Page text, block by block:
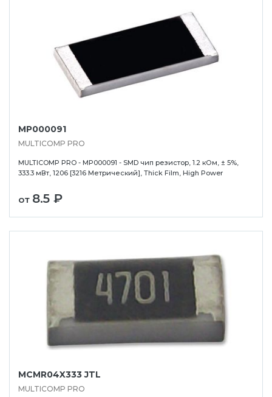
MP000091
MULTICOMP PRO
MULTICOMP PRO - MP000091 - SMD чип резистор, 1.2 кОм, ± 5%,
333.3 мВт, 1206 [3216 Метрический], Thick Film, High Power
от 8.5 ₽
MCMR04X333 JTL
MULTICOMP PRO